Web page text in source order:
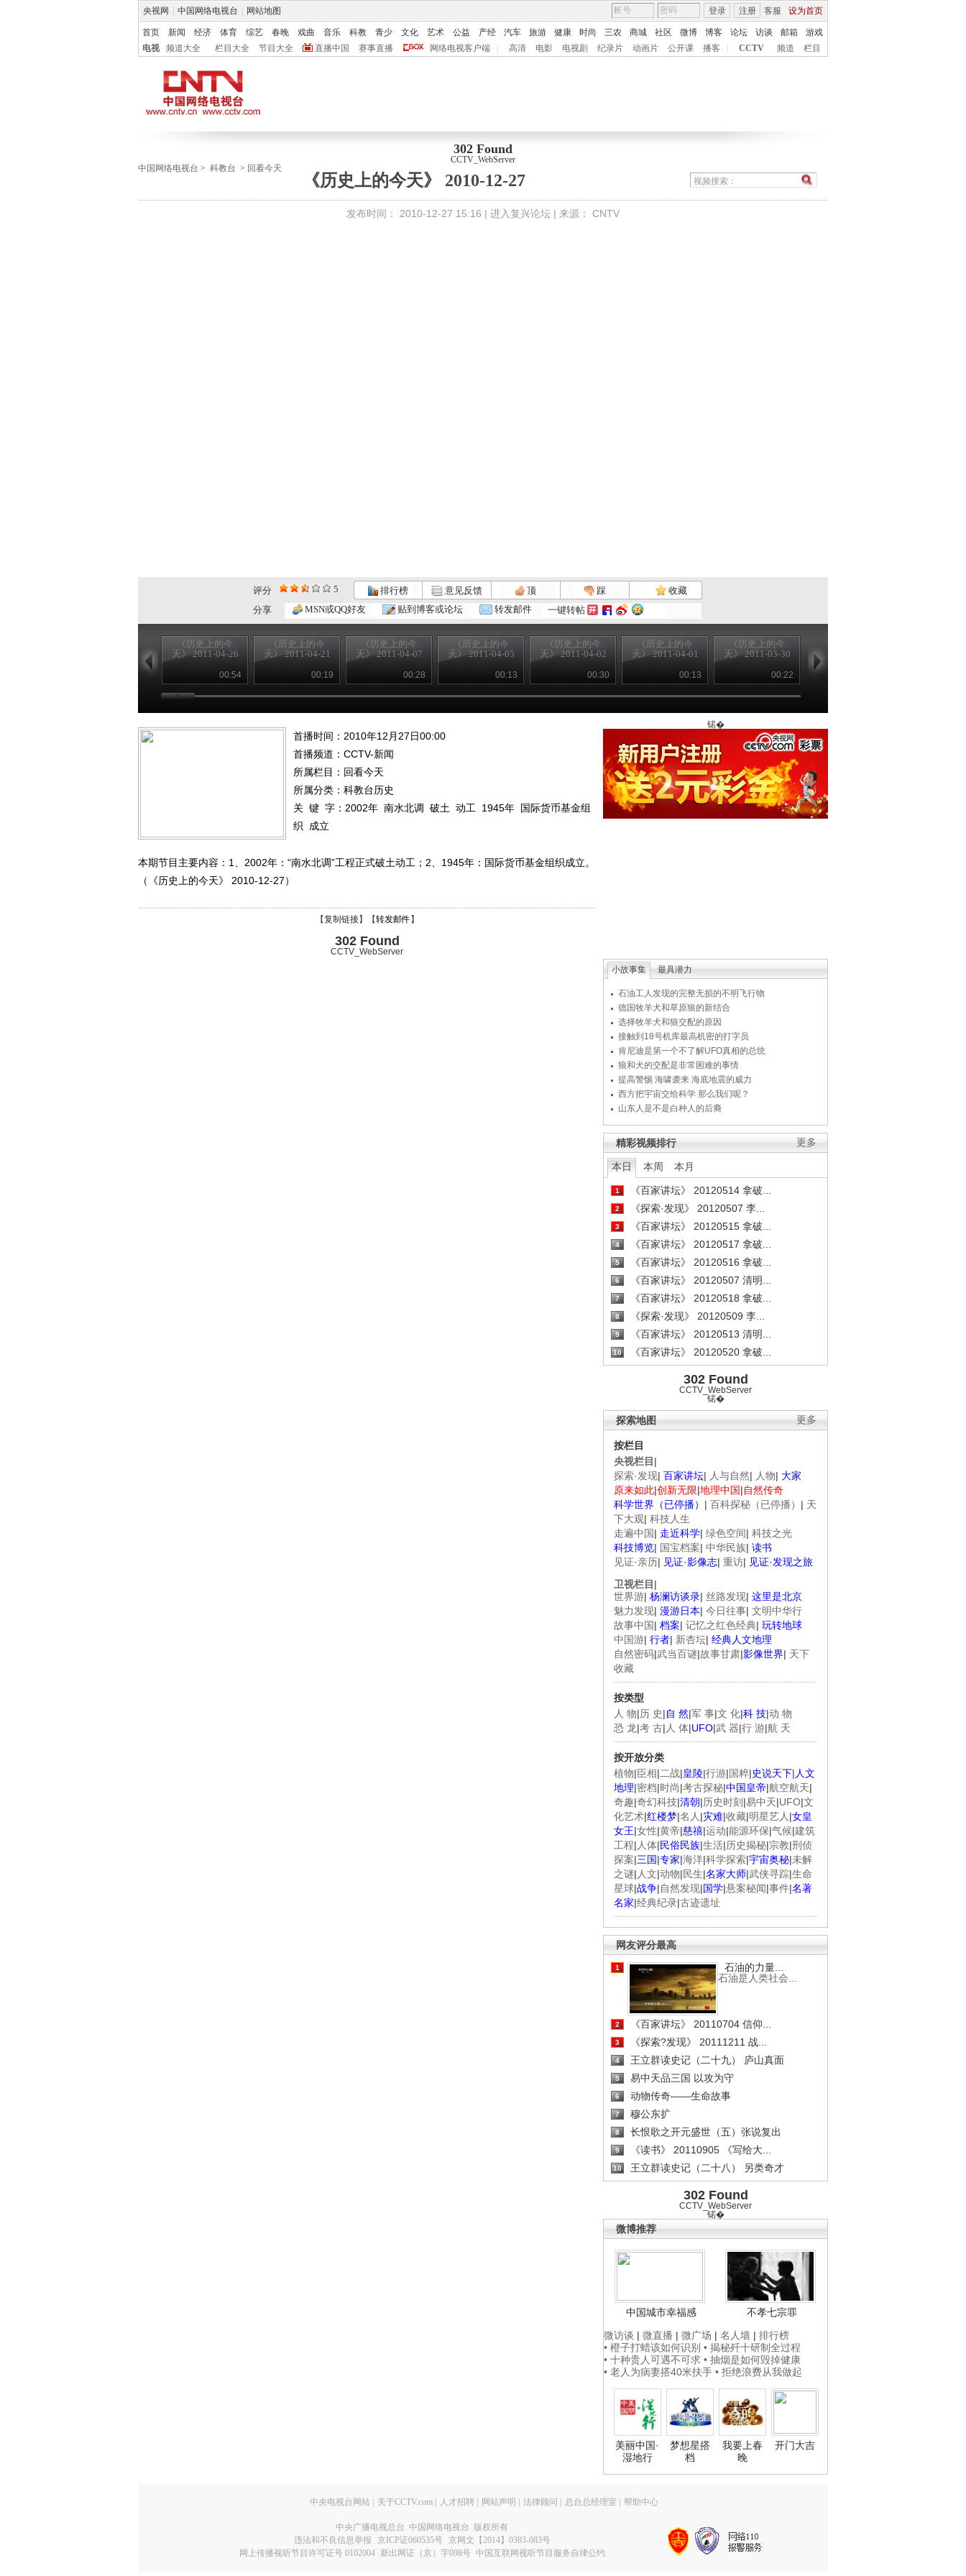
央视网 中国网络电视台 网站地图 客服 设为首页
登录 注册
首页 新闻 经济 体育 综艺 春晚 戏曲 音乐 科教 青少 文化 艺术 公益 产经 汽车 旅游 健康 时尚 三农 商城 社区 微博 博客 论坛 访谈 邮箱
游戏
电视
频道大全 栏目大全 节目大全 直播中国 赛事直播 网络电视客户端 高清 电影 电视剧 纪录片 动画片 公开课 播客 CCTV 频道 栏目
302 Found
CCTV_WebServer
中国网络电视台 > 科教台 > 回看今天
《历史上的今天》 2010-12-27
发布时间： 2010-12-27 15:16 | 进入复兴论坛 | 来源： CNTV
评分 5 排行榜 意见反馈 顶 踩
收藏
分享
MSN或QQ好友 贴到博客或论坛 转发邮件 一键转帖
《历史上的今
天》 2011-04-26
00:54
《历史上的今
天》 2011-04-21
00:19
《历史上的今
天》 2011-04-07
00:28
《历史上的今
天》 2011-04-05
00:13
《历史上的今
天》 2011-04-02
00:30
《历史上的今
天》 2011-04-01
00:13
《历史上的今
天》 2011-03-30
00:22
天》 2011-03-24
首播时间：2010年12月27日00:00
首播频道： CCTV-新闻
所属栏目： 回看今天
所属分类：科教台历史
关 键 字： 2002年 南水北调 破土 动工 1945年 国际货币基金组
织
成立
本期节目主要内容：1、2002年：“南水北调”工程正式破土动工；2、1945年：国际货币基金组织成立。
（《历史上的今天》 2010-12-27）
【复制链接】【转发邮件 】
302 Found
CCTV_WebServer
锘�
小故事集 最具潜力
石油工人发现的完整无损的不明飞行物
德国牧羊犬和草原狼的新结合
选择牧羊犬和狼交配的原因
接触到18号机库最高机密的打字员
肯尼迪是第一个不了解UFO真相的总统
狼和犬的交配是非常困难的事情
提高警惕 海啸袭来 海底地震的威力
西方把宇宙交给科学 那么我们呢？
山东人是不是白种人的后裔
更多
精彩视频排行
本日 本周 本月
1 《百家讲坛》 20120514 拿破...
2 《探索·发现》 20120507 李...
3 《百家讲坛》 20120515 拿破...
4 《百家讲坛》 20120517 拿破...
5 《百家讲坛》 20120516 拿破...
6 《百家讲坛》 20120507 清明...
7 《百家讲坛》 20120518 拿破...
8 《探索·发现》 20120509 李...
9 《百家讲坛》 20120513 清明...
10 《百家讲坛》 20120520 拿破...
302 Found
CCTV_WebServer
锘�
更多
探索地图
按栏目
央视栏目 |
探索·发现| 百家讲坛| 人与自然| 人物| 大家
原来如此|创新无限|地理中国|自然传奇
科学世界（已停播） | 百科探秘（已停播） | 天
下大观| 科技人生
走遍中国| 走近科学| 绿色空间| 科技之光
科技博览| 国宝档案| 中华民族| 读书
见证·亲历| 见证·影像志| 重访| 见证·发现之旅
卫视栏目 |
世界游| 杨澜访谈录| 丝路发现| 这里是北京
魅力发现| 漫游日本| 今日往事| 文明中华行
故事中国| 档案| 记忆之红色经典| 玩转地球
中国游| 行者| 新杏坛| 经典人文地理
自然密码|武当百谜|故事甘肃|影像世界| 天下
收藏
按类型
人 物|历 史|自 然|军 事|文 化|科 技|动 物
恐 龙|考 古| 人 体|UFO|武 器|行 游|航 天
按开放分类
植物|臣相|二战|皇陵|行游|国粹|史说天下| 人文
地理|密档|时尚|考古探秘|中国皇帝|航空航天|
奇趣|奇幻科技|清朝|历史时刻 |易中天|UFO|文
化艺术|红楼梦|名人 |灾难|收藏|明星艺人 |女皇
女王|女性|黄帝|慈禧|运动|能源环保|气候|建筑
工程| 人体|民俗民族|生活|历史揭秘|宗教|刑侦
探案|三国|专家|海洋|科学探索|宇宙奥秘|未解
之谜| 人文|动物|民生|名家大师|武侠寻踪|生命
星球|战争|自然发现|国学|悬案秘闻|事件|名著
名家|经典纪录|古迹遗址
网友评分最高
1
石油的力量...
石油是人类社会...
2 《百家讲坛》 20110704 信仰...
3 《探索?发现》 20111211 战...
4 王立群读史记（二十九） 庐山真面
5 易中天品三国 以攻为守
6 动物传奇——生命故事
7 穆公东扩
8 长恨歌之开元盛世（五）张说复出
9 《读书》 20110905 《写给大...
10 王立群读史记（二十八） 另类奇才
302 Found
CCTV_WebServer
锘�
微博推荐
中国城市幸福感
不孝七宗罪
微访谈 | 微直播 | 微广场 | 名人墙 | 排行榜
• 橙子打蜡该如何识别 • 揭秘歼十研制全过程
• 十种贵人可遇不可求 • 抽烟是如何毁掉健康
• 老人为病妻搭40米扶手 • 拒绝浪费从我做起
美丽中国·
湿地行
梦想星搭
档
我要上春
晚
开门大吉
中央电视台网站 关于CCTV.com 人才招聘 网站声明 法律顾问 总台总经理室 帮助中心
中央广播电视总台 中国网络电视台 版权所有
违法和不良信息举报
京ICP证060535号
京网文【2014】0383-083号
网上传播视听节目许可证号 0102004 新出网证（京）字098号 中国互联网视听节目服务自律公约